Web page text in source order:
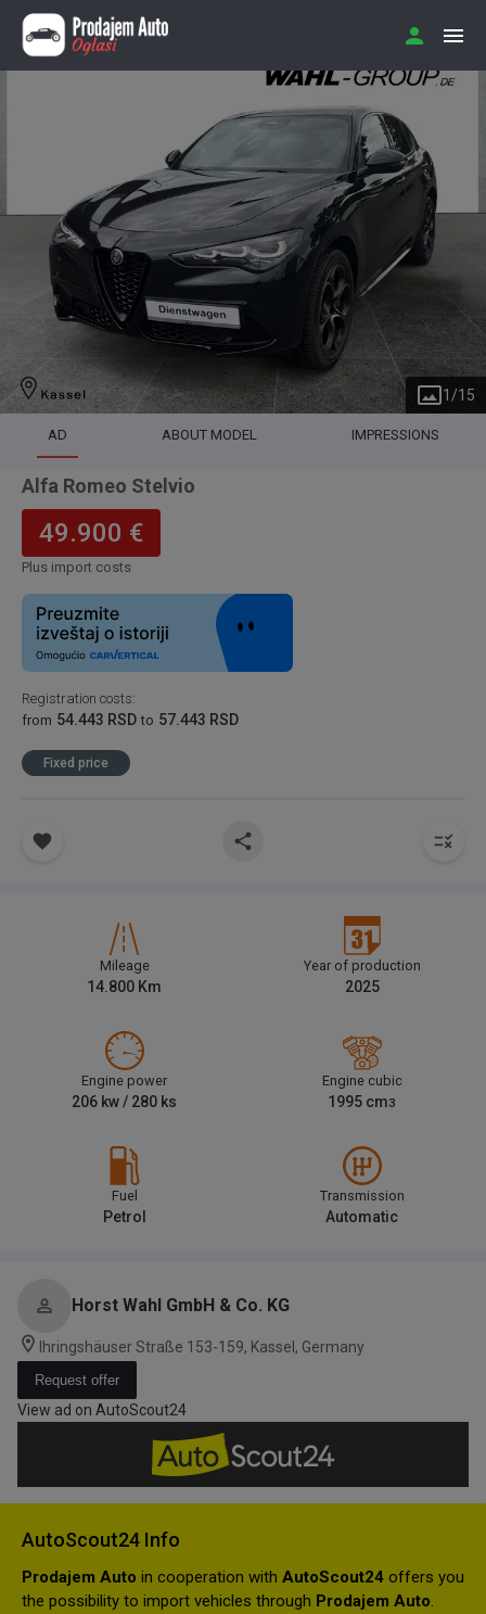
1 /15
AD ABOUT MODEL IMPRESSIONS
Alfa Romeo Stelvio
49.900 €
Plus import costs
Registration costs:
from 54.443 RSD to 57.443 RSD
Fixed price
Mileage
14.800 Km
Year of production
2025
Engine power
206 kw / 280 ks
Engine cubic
1995 cm3
Fuel
Petrol
Transmission
Automatic
Horst Wahl GmbH & Co. KG
Ihringshäuser Straße 153-159, Kassel, Germany
Request offer
View ad on AutoScout24
AutoScout24 Info
Prodajem Auto in cooperation with AutoScout24 offers you
the possibility to import vehicles through Prodajem Auto.